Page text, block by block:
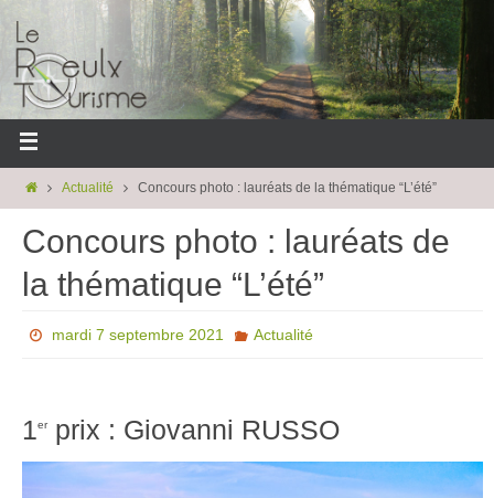
Actualité Concours photo : lauréats de la thématique “L’été”
Concours photo : lauréats de
la thématique “L’été”
mardi 7 septembre 2021 Actualité
1 erprix : Giovanni RUSSO